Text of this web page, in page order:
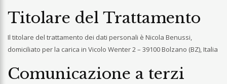
Titolare del Trattamento
Il titolare del trattamento dei dati personali è Nicola Benussi,
domiciliato per la carica in Vicolo Wenter 2 – 39100 Bolzano (BZ), Italia
Comunicazione a terzi